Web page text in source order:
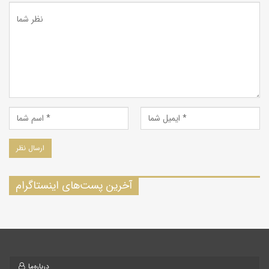
که در دهانه ورودی شیرز به رودخانه سیمره می‌پیوندد. تنگ شیرز با
دیواره‌هایی با ارتفاع ۱۵۰ تا ۲۰۰ متر محصور شده است. شیب این
جاذبه های تاریخی
تنگه شیرز، مکان های باستانی چنیدن هزارساله را نیز در خود جای
داده است. این مناطق شامل آثاری از زندگی غارنشینی است. از جمله
این مناطق میتوان به غار پل خدا اشاره کرد. این غار در میانه تنگ
شیرز قرار دارد و آبراهی نیز از کف آن جاریست و دارای استالاگتیت
زمین‌شناسان عقیده دارند این دره در نتیجه فرسایش سنگ‌های
آخرین پست‌های اینستاگرام
درباره‌ما